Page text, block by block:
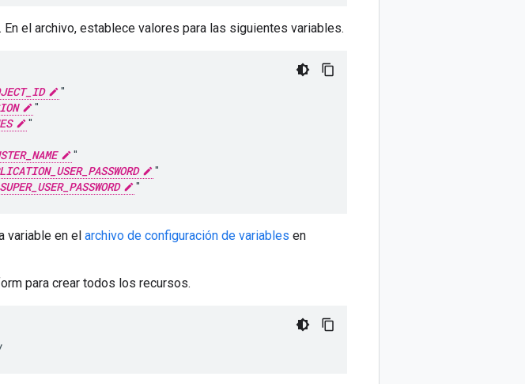
. En el archivo, establece valores para las siguientes variables.
"
"
"
"
"
variable en el archivo de configuración de variables en
para crear todos los recursos.